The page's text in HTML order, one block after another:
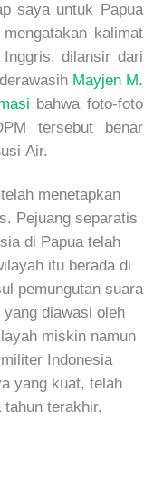
saya untuk Papua
kalimat
dilansir dari
Mayjen M.
bahwa foto-foto
tersebut benar
Air.
menetapkan
Pejuang separatis
di Papua telah
itu berada di
pemungutan suara
diawasi oleh
miskin namun
Indonesia
yang kuat, telah
tahun terakhir.